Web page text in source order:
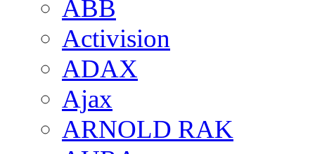
ABB
Activision
ADAX
Ajax
ARNOLD RAK